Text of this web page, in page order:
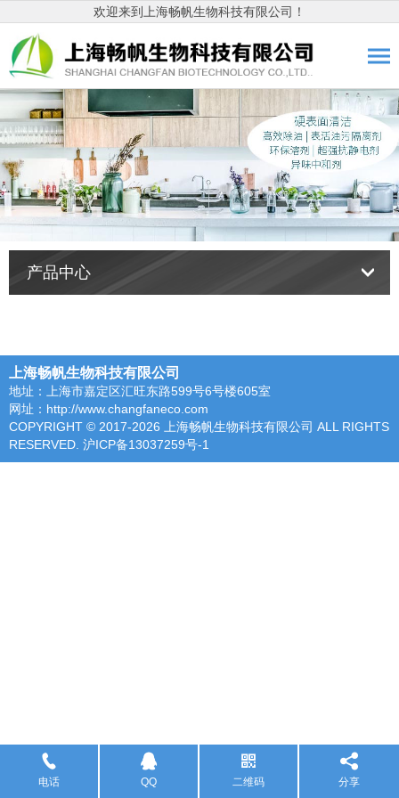
欢迎来到上海畅帆生物科技有限公司！
产品中心
上海畅帆生物科技有限公司
地址：上海市嘉定区汇旺东路599号6号楼605室
网址：http://www.changfaneco.com
COPYRIGHT © 2017-2026 上海畅帆生物科技有限公司 ALL RIGHTS
RESERVED. 沪ICP备13037259号-1
电话 QQ 二维码 分享